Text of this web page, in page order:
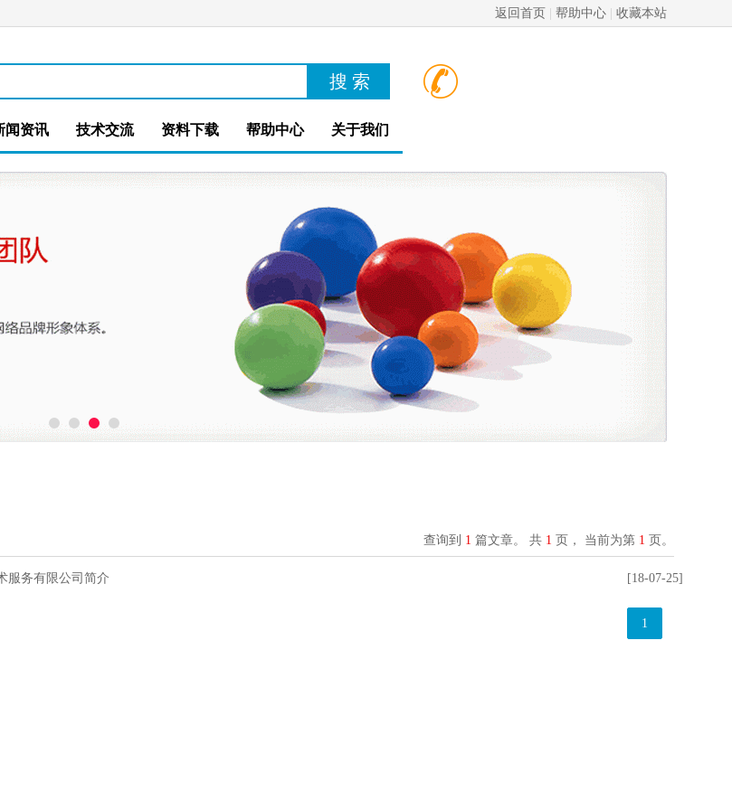
返回首页 帮助中心 收藏本站
闻资讯 技术交流 资料下载 帮助中心 关于我们
查询到 1 篇文章。 共 1 页， 当前为第 1 页。
服务有限公司简介 [18-07-25]
1